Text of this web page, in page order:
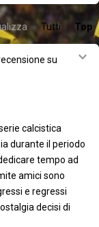
Tutti Top
su
calcistica
durante il periodo
tempo ad
amici sono
e regressi
decisi di